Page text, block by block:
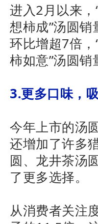
进入2月以来
想柿成”汤圆
环比增超7倍
柿如意”汤圆
3.更多口味，
今年上市的汤
还增加了许多
圆、龙井茶汤
了更多选择。
从消费者关注